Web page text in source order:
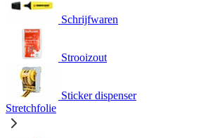
Schrijfwaren
Strooizout
Sticker dispenser
Stretchfolie